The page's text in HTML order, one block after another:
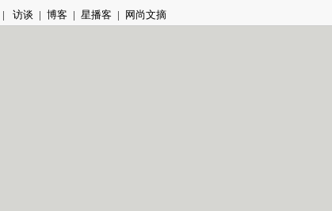
| 访谈 | 博客 | 星播客 | 网尚文摘